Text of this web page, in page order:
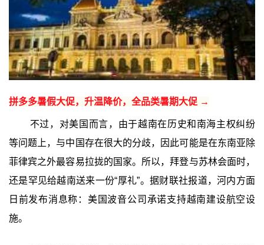
拼多多暑假大促，升温降价，全品类暑期大促 →
不过，对美国而言，由于越南在历史和南海主权纠纷
等问题上，与中国存在很大的分歧，因此可能是在东南亚除
菲律宾之外最容易拉拢的国家。所以，拜登与苏林会面时，
还是罕见给越南送来一份“厚礼”。据财联社报道，河内方面
日前发布消息称：美国波音公司承诺支持越南建设航空设
施。